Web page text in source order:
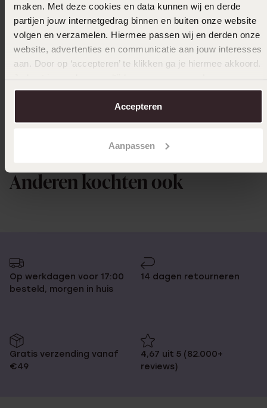
maken. Met deze cookies en data kunnen wij en derde
partijen jouw internetgedrag binnen en buiten onze website
volgen en verzamelen. Hiermee passen wij en derden onze
website, advertenties en communicatie aan jouw interesses
aan. Door op ‘accepteren’ te klikken ga je hiermee akkoord.
over in onscookiebeleid.
Accepteren
Aanpassen
26-10-2024 - Miranda Zwinkels
Selecteer maat & bestel
Ook leuk voor jou
Anderen kochten ook
Op werkdagen voor 17:00
besteld, morgen in huis
14 dagen retourneren
Gratis verzending vanaf
€49
4,67 uit 5 (82.000+
reviews)